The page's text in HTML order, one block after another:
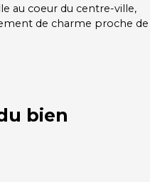
au coeur du centre-ville,
de charme proche de
bien